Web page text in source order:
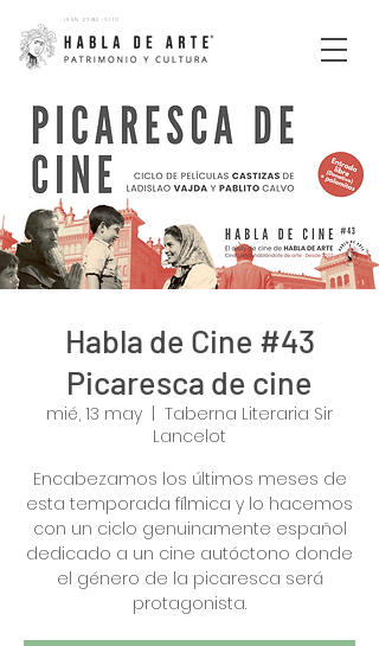
ISSN 2792-5110
Habla de Cine #43
Picaresca de cine
mié, 13 may
Taberna Literaria Sir
Lancelot
Encabezamos los últimos meses de
esta temporada fílmica y lo hacemos
con un ciclo genuinamente español
dedicado a un cine autóctono donde
el género de la picaresca será
protagonista.